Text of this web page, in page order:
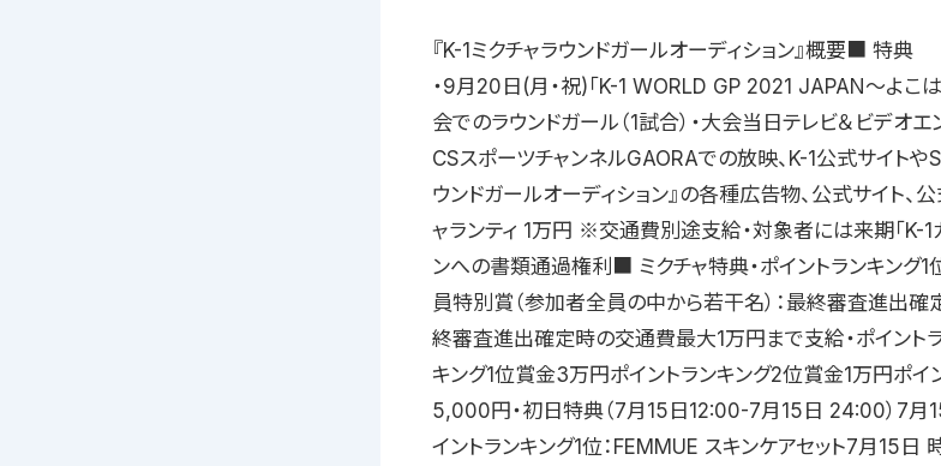
『K-1ミクチャラウンドガールオーディション』概要■ 特典
・9月20日(月・祝)「K-1 WORLD GP 2021 JAPAN〜よこ
会でのラウンドガール（1試合）・大会当日テレビ＆ビデオエ
CSスポーツチャンネルGAORAでの放映、K-1公式サイトや
ウンドガールオーディション』の各種広告物、公式サイト、
ャランティ 1万円 ※交通費別途支給・対象者には来期「K-1
ンへの書類通過権利■ ミクチャ特典・ポイントランキング1
員特別賞（参加者全員の中から若干名）：最終審査進出
終審査進出確定時の交通費最大1万円まで支給・ポイントラ
キング1位賞金3万円ポイントランキング2位賞金1万円ポイ
5,000円・初日特典（7月15日12:00-7月15日 24:00）7
イントランキング1位：FEMMUE スキンケアセット7月15日